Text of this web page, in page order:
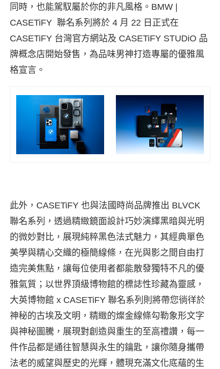
同時，也能駕馭屬於你的非凡風格。 BMW |
CASETiFY 聯名系列將於 4 月 22 日正式在
CASETiFY 台灣官方網站及 CASETiFY STUDiO 品
牌概念店 開始發售，為品味男神打造專屬的優雅風
格宣言。
此外，CASETiFY 也與法國時尚品牌推出 BLVCK
聯名系列
， 透過精緻鏡面設計巧妙演繹黑暗與光明
的微妙對比，展現純粹黑色法式魅力，其經典單色
美學與精心交織的極簡線條，在光與影之間自由打
造完美焦點，讓每位使用者都能散發獨特不凡的優
雅氣質；以世界頂級博物館的標誌性珍藏為靈感，
大英博物館 x CASETiFY 聯名系列 則將帶您徜徉於
神秘的古埃及文明，精緻的燦金線條勾勒象形文字
與神秘圖騰，展現對創造與重生的至高禮讚，每一
件作品都是通往智慧與永生的鑰匙，讓你隨身攜帶
法老的威望與歷史的光輝，體現充滿文化底蘊的生